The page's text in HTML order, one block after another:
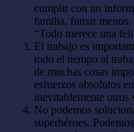
cumplir con un
familia, fumar
“Todo merece una
El trabajo es
todo el tiempo al
de muchas cosas
esfuerzos absolutos
inevitablemente otros
No podemos
superhéroes.